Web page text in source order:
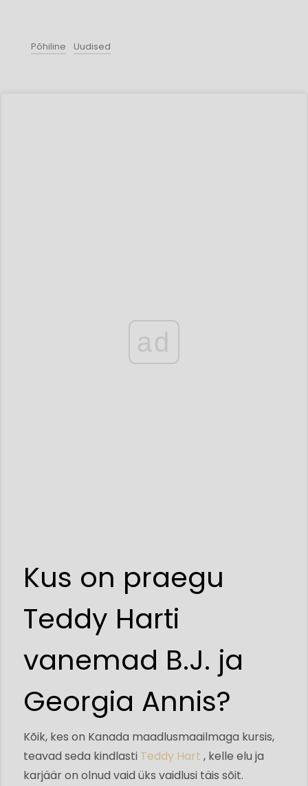
Põhiline Uudised
ad
Kus on praegu
Teddy Harti
vanemad B.J. ja
Georgia Annis?
Kõik, kes on Kanada maadlusmaailmaga kursis,
teavad seda kindlasti Teddy Hart , kelle elu ja
karjäär on olnud vaid üks vaidlusi täis sõit.